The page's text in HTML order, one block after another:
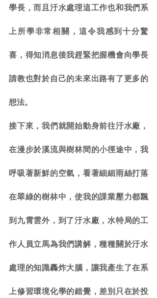
學長，而且汙水處理這工作也和我們系
上所學非常相關，這令我感到十分驚
喜，得知消息後我趕緊把握機會向學長
請教也對於自己的未來出路有了更多的
想法。
接下來，我們就開始動身前往汙水廠，
在漫步於溪流與樹林間的小徑途中，我
呼吸著新鮮的空氣，看著細細雨絲打落
在翠綠的樹林中，使我的課業壓力都飄
到九霄雲外，到了汙水廠，水特局的工
作人員立馬為我們講解，種種關於汙水
處理的知識轟炸大腦，讓我產生了在系
上修習環境化學的錯覺，差別只在於投